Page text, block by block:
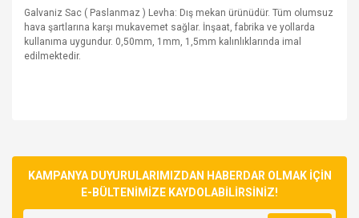
Galvaniz Sac ( Paslanmaz ) Levha: Dış mekan ürünüdür. Tüm olumsuz
hava şartlarına karşı mukavemet sağlar. İnşaat, fabrika ve yollarda
kullanıma uygundur. 0,50mm, 1mm, 1,5mm kalınlıklarında imal
edilmektedir.
Yorum Yaz
kullanarak tarafımıza iletebilirsiniz.
Görüş ve önerileriniz için teşekkür ederiz.
Ürün resmi kalitesiz, bozuk veya görüntülenemiyor.
KAMPANYA DUYURULARIMIZDAN HABERDAR OLMAK İÇİN
E-BÜLTENİMİZE KAYDOLABİLİRSİNİZ!